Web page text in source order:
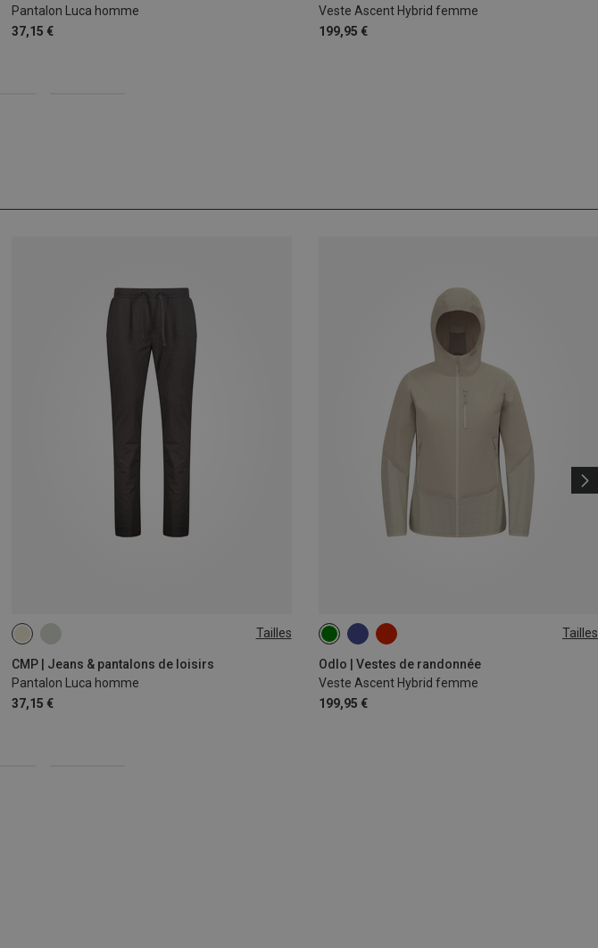
Pantalon Luca homme
37,15 €
Veste Ascent Hybrid femme
199,95 €
Tailles
CMP | Jeans & pantalons de loisirs
Pantalon Luca homme
37,15 €
Tailles
Odlo | Vestes de randonnée
Veste Ascent Hybrid femme
199,95 €
S L XL